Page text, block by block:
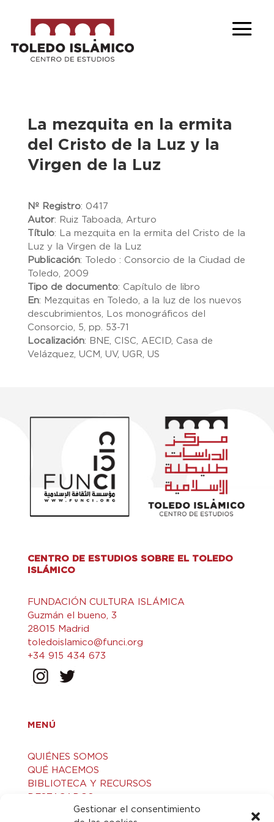
Gestionar el consentimiento
La mezquita en la ermita
del Cristo de la Luz y la
Virgen de la Luz
Nº Registro: 0417
Autor: Ruiz Taboada, Arturo
Título: La mezquita en la ermita del Cristo de la
Luz y la Virgen de la Luz
Publicación:
Toledo : Consorcio de la Ciudad de
Toledo, 2009
Tipo de documento: Capítulo de libro
En: Mezquitas en Toledo, a la luz de los nuevos
descubrimientos, Los monográficos del
Consorcio, 5, pp. 53-71
Localización: BNE, CISC, AECID, Casa de
Velázquez, UCM, UV, UGR, US
CENTRO DE ESTUDIOS SOBRE EL TOLEDO
ISLÁMICO
FUNDACIÓN CULTURA ISLÁMICA
Guzmán el bueno, 3
28015 Madrid
toledoislamico@funci.org
+34 915 434 673
MENÚ
QUIÉNES SOMOS
QUÉ HACEMOS
BIBLIOTECA Y RECURSOS
DESTACADOS
ACTIVIDADES